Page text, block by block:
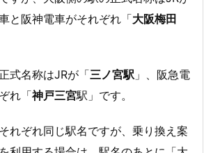
と阪神電車がそれぞれ「大阪梅田
式名称はJRが「三ノ宮駅 」、阪急電
れ「神戸三宮駅」です。
れぞれ同じ駅名ですが、乗り換え案